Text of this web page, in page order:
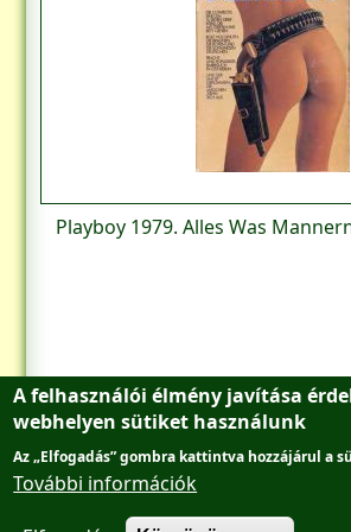
Playboy 1979. Alles Was
30205
A felhasználói élmény javítása
webhelyen sütiket használunk
Az „Elfogadás” gombra kattintva hozzájárul a
További információk